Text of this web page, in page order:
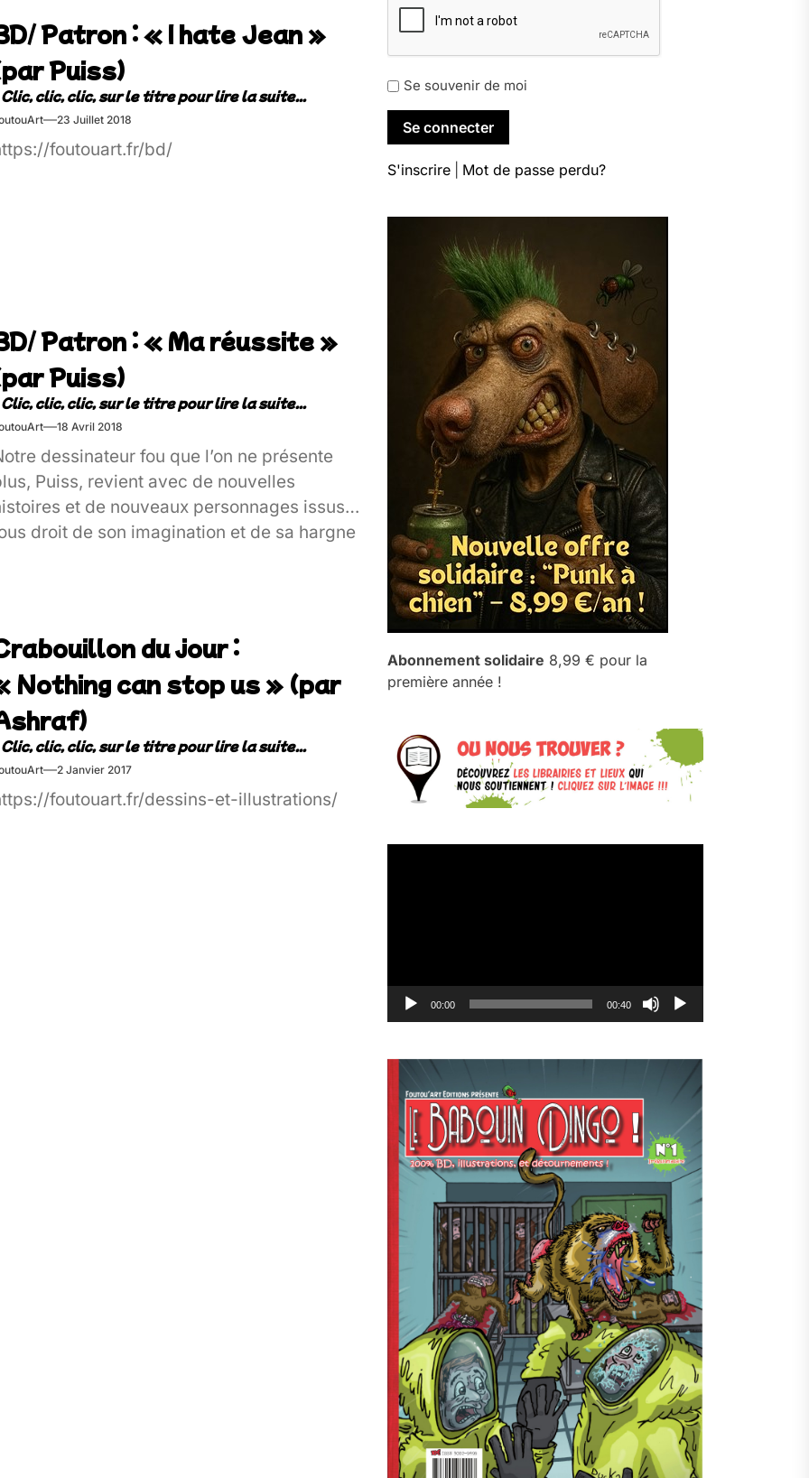
Patron : « I hate Jean »
Puiss)
23 Juillet 2018
foutouart.fr/bd/
Patron : « Ma réussite »
Puiss)
18 Avril 2018
dessinateur fou que l’on ne présente
Puiss, revient avec de nouvelles
et de nouveaux personnages issus
droit de son imagination et de sa hargne
claque ! Foutou’art accueille avec de la
et de la bonne humeur la nouvelle série
intitulée « Patron » !!!
du jour :
Nothing can stop us » (par
2 Janvier 2017
foutouart.fr/dessins-et-illustrations/
Se souvenir de moi
S'inscrire Mot de passe perdu?
Abonnement solidaire 8,99 € pour la
première année !
00:00 00:40